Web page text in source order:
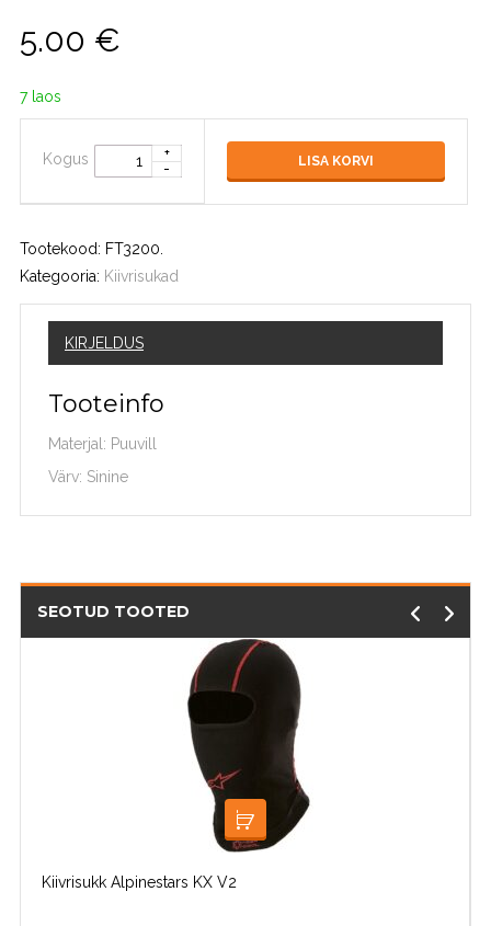
5.00 €
7 laos
Kogus LISA KORVI
Tootekood: FT3200
Kategooria: Kiivrisukad
KIRJELDUS
Tooteinfo
Materjal: Puuvill
Värv: Sinine
SEOTUD TOOTED
LOE EDASI
Kiivrisukk Alpinestars KX V2